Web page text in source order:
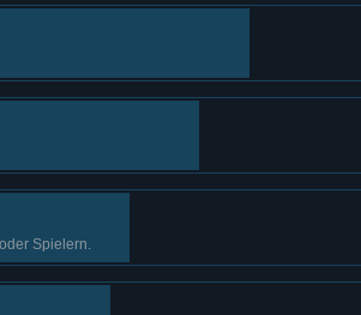
Spielern.